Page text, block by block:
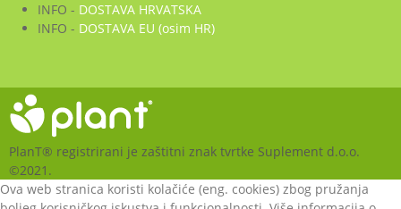
INFO - DOSTAVA HRVATSKA
INFO - DOSTAVA EU (osim HR)
PlanT® registrirani je zaštitni znak tvrtke Suplement d.o.o.
©2021.
Ova web stranica koristi kolačiće (eng. cookies) zbog pružanja